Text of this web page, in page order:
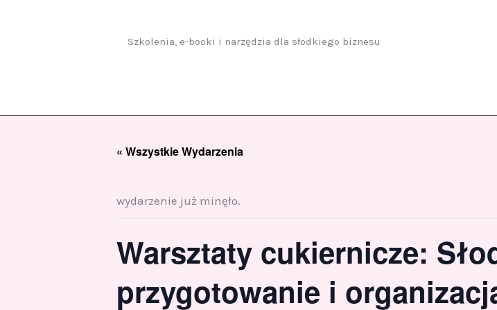
Szkolenia, e-booki i narzędzia dla słodkiego biznesu
« Wszystkie Wydarzenia
wydarzenie już minęło.
Warsztaty cukiernicze:
przygotowanie i